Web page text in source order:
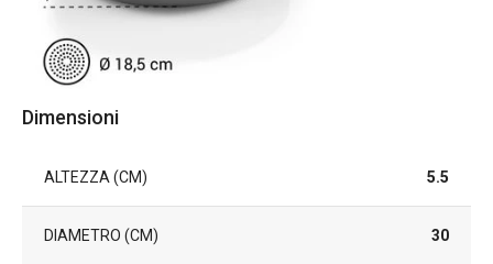
Dimensioni
ALTEZZA (CM) 5.5
DIAMETRO (CM) 30